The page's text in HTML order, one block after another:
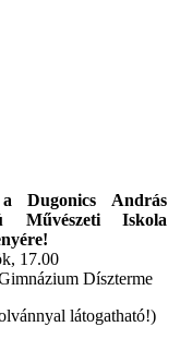
Dugonics András
Művészeti Iskola
17.00
Díszterme
látogatható!)